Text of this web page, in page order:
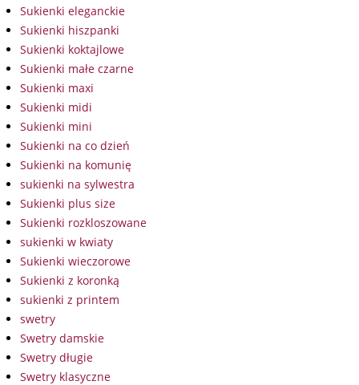
Sukienki eleganckie
Sukienki hiszpanki
Sukienki koktajlowe
Sukienki małe czarne
Sukienki maxi
Sukienki midi
Sukienki mini
Sukienki na co dzień
Sukienki na komunię
sukienki na sylwestra
Sukienki plus size
Sukienki rozkloszowane
sukienki w kwiaty
Sukienki wieczorowe
Sukienki z koronką
sukienki z printem
swetry
Swetry damskie
Swetry długie
Swetry klasyczne